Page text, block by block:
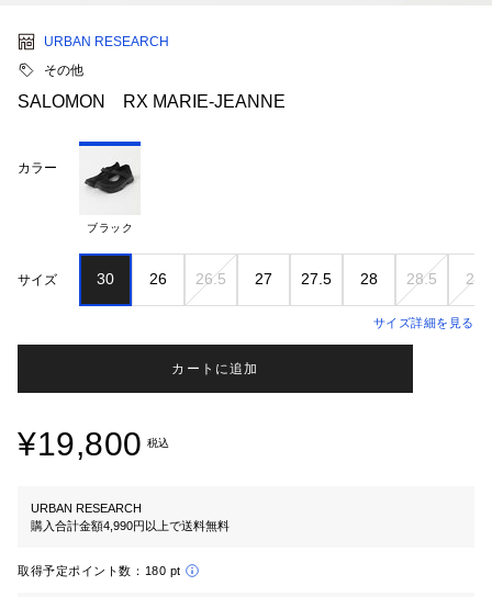
URBAN RESEARCH
その他
SALOMON RX MARIE-JEANNE
カラー
ブラック
サイズ 30 26 26.5 27 27.5 28 28.5 29
サイズ詳細を見る
カートに追加
¥19,800 税込
URBAN RESEARCH
購入合計金額4,990円以上で送料無料
取得予定ポイント数： 180 pt